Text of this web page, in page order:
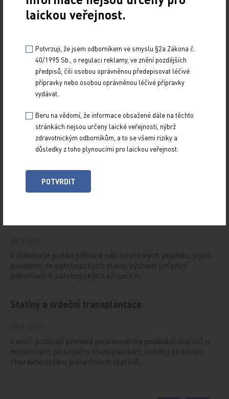
klinické použití nesiritidu – lidského…
u fibrilace síní
14. 6. 2011
Fibrilace síní (FIS) je nejčastější setrvalou arytmií. Je
spojena se zvýšenou morbiditou, mortalitou a se sníženou
Co nám přinášejí výsledky studie HEAAL
3. 9. 2010
Článek podává rozbor studie HEAAL (Heart failure
Endpoint evaluation of AII-Antagonist Losartan study in
patients intolerant to ACE-inhibitor), která…
V článku je podán přehled natriuretických peptidu, jejich
pusobení za patologických stavu, význam určení v
jednotlivých patologických situacích,…
Statiny a srdeční transplantace
Autoři podávají přehled problematiky podávání statinů u
nemocných po srdeční transplantaci, uvádějí stručnou
charakteristiku jednotlivých statinů,…
laickou veřejnost.
Potvrzuji, že jsem odborníkem ve smyslu §2a Zákona č.
40/1995 Sb., o regulaci reklamy, ve znění pozdějších
předpisů, čili osobou oprávněnou předepisovat léčivé
přípravky nebo osobou oprávněnou léčivé přípravky
vydávat.
Beru na vědomí, že informace obsažené dále na těchto
stránkách nejsou určeny laické veřejnosti, nýbrž
zdravotnickým odborníkům, a to se všemi riziky a
důsledky z toho plynoucími pro laickou veřejnost.
POTVRDIT